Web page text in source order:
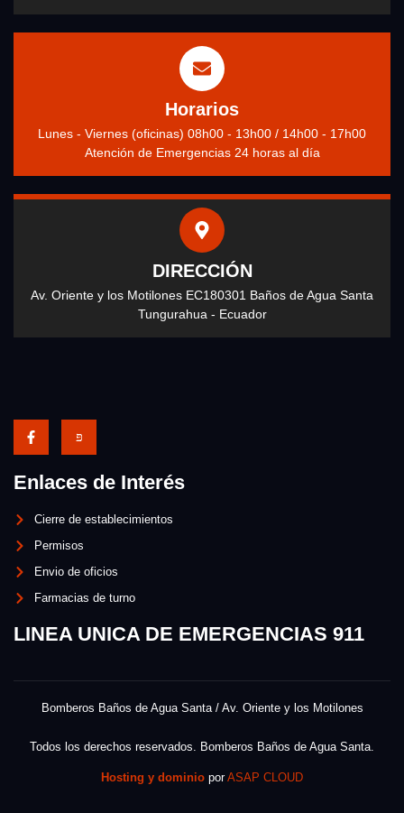
Horarios
Lunes - Viernes (oficinas) 08h00 - 13h00 / 14h00 - 17h00
Atención de Emergencias 24 horas al día
DIRECCIÓN
Av. Oriente y los Motilones EC180301 Baños de Agua Santa
Tungurahua - Ecuador
Enlaces de Interés
Cierre de establecimientos
Permisos
Envio de oficios
Farmacias de turno
LINEA UNICA DE EMERGENCIAS 911
Bomberos Baños de Agua Santa / Av. Oriente y los Motilones
Todos los derechos reservados. Bomberos Baños de Agua Santa.
Hosting y dominio porASAP CLOUD